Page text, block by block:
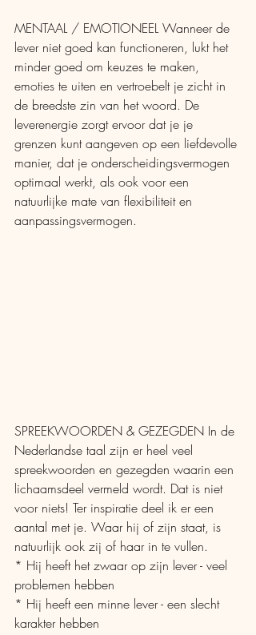
MENTAAL / EMOTIONEEL Wanneer de
lever niet goed kan functioneren, lukt het
minder goed om keuzes te maken,
emoties te uiten en vertroebelt je zicht in
de breedste zin van het woord. De
leverenergie zorgt ervoor dat je je
grenzen kunt aangeven op een liefdevolle
manier, dat je onderscheidingsvermogen
optimaal werkt, als ook voor een
natuurlijke mate van flexibiliteit en
aanpassingsvermogen.
SPREEKWOORDEN & GEZEGDEN In de
Nederlandse taal zijn er heel veel
spreekwoorden en gezegden waarin een
lichaamsdeel vermeld wordt. Dat is niet
voor niets! Ter inspiratie deel ik er een
aantal met je. Waar hij of zijn staat, is
natuurlijk ook zij of haar in te vullen.
* Hij heeft het zwaar op zijn lever - veel
problemen hebben
* Hij heeft een minne lever - een slecht
karakter hebben